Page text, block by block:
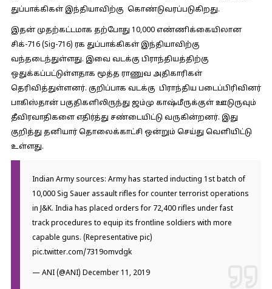
துப்பாக்கிகள் இந்தியாவிற்கு கொண்டுவரப்படுகிறது.
இதன் முதற்கட்டமாக தற்போது 10,000 எண்ணிக்கையிலான
சிக்-716 (Sig-716) ரக துப்பாக்கிகள் இந்தியாவிற்கு
வந்தடைந்துள்ளது. இவை வடக்கு பிராந்தியத்திற்கு
ஒதுக்கப்பட்டுள்ளதாக மூத்த ராணுவ அதிகாரிகள்
தெரிவித்துள்ளனர். குறிப்பாக வடக்கு பிராந்திய படைப்பிரிவினர்
பாகிஸ்தான் பகுதிகளிலிருந்து ஜம்மு காஷ்மீருக்குள் ஊடுருவும்
தீவிரவாதிகளை எதிர்த்து சண்டையிட்டு வருகின்றனர். இது
குறித்து தனியார் தொலைக்காட்சி ஒன்றும் செய்து வெளியிட்டு
உள்ளது.
Indian Army sources: Army has started inducting 1st batch of
10,000 Sig Sauer assault rifles for counter terrorist operations
in J&K. India has placed orders for 72,400 rifles under fast
track procedures to equip its frontline soldiers with more
capable guns. (Representative pic)
pic.twitter.com/7319omvdgk
— ANI (@ANI) December 11, 2019